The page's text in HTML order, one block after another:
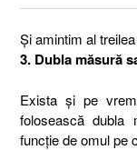
Și amintim al
3. Dubla măsură
Exista și pe
folosească dubla
funcție de omul pe